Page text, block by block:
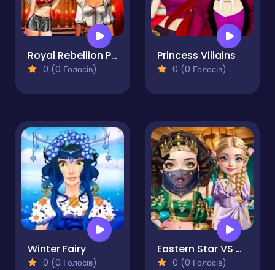
Royal Rebellion Punk Magic
0 (0 Голосів)
Princess Villains
0 (0 Голосів)
Winter Fairy
0 (0 Голосів)
Eastern Star VS City Style Icon
0 (0 Голосів)